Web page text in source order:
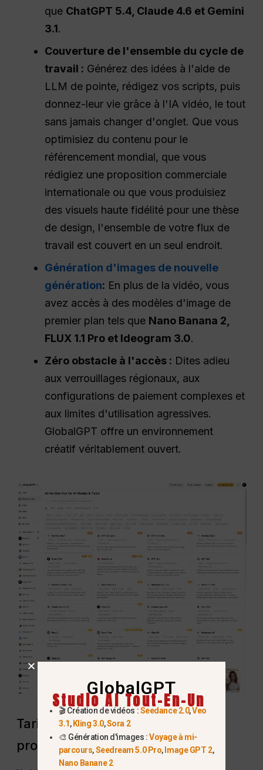
que ChatGPT 5.4, Claude 4.6 et Gemini
3.1.
Couverture de l'ensemble du cycle de
travail : Générez des idées à l'aide de
LLM de pointe, rédigez vos scripts, puis
donnez-leur vie grâce à l'IA vidéo, le tout
sans jamais changer d'onglet. Que vous
optimisiez du contenu pour le
référencement mondial, que vous
rédigiez une proposition commerciale
internationale ou que vous produisiez
des visuels haute fidélité pour une thèse
de design, l'ensemble de votre flux de
travail est couvert en un seul endroit.
Génération d'images de nouvelle
génération: En plus de la vidéo, vous
avez accès à des modèles d'image de
premier plan tels que Nano Banana 2,
FLUX 1.1 Pro et Ideogram 3.0.
Zéro obstacle à l'accès : Dites adieu
aux verrouillages régionaux, aux
configurations de paiement complexes et
aux limites d'utilisation agressives.
GlobalGPT offre un environnement
créatif véritablement ouvert.
Tarification conçue pour les
professionnels de la création
GlobalGPT
Studio AI Tout-En-Un
🎬 Création de vidéos :Seedance 2.0,Veo
3.1, Kling 3.0,Sora 2
🎨 Génération d'images :Voyage à mi-
parcours,Seedream 5.0 Pro, Image GPT 2,
Nano Banane 2